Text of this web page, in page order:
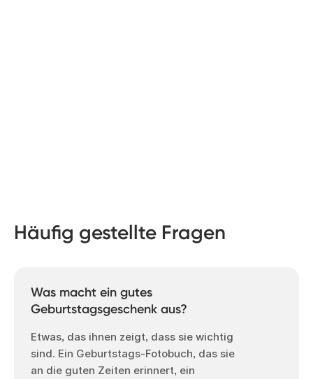
Häufig gestellte Fragen
Was macht ein gutes
Geburtstagsgeschenk aus?
Etwas, das ihnen zeigt, dass sie wichtig
sind. Ein Geburtstags-Fotobuch, das sie
an die guten Zeiten erinnert, ein